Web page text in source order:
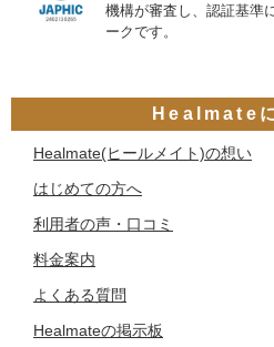
機構が審査し、認証基準
ークです。
Healmate
Healmate(ヒールメイト)の想い
はじめての方へ
利用者の声・口コミ
料金案内
よくある質問
Healmateの掲示板